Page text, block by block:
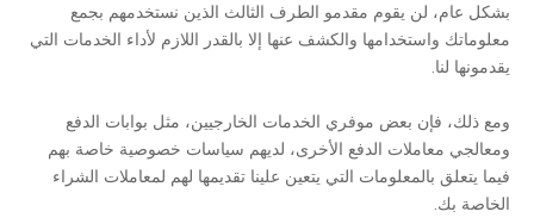
بشكل عام، لن يقوم مقدمو الطرف الثالث الذين نستخدمهم بجمع
معلوماتك واستخدامها والكشف عنها إلا بالقدر اللازم لأداء الخدمات التي
يقدمونها لنا.
ومع ذلك، فإن بعض موفري الخدمات الخارجيين، مثل بوابات الدفع
ومعالجي معاملات الدفع الأخرى، لديهم سياسات خصوصية خاصة بهم
فيما يتعلق بالمعلومات التي يتعين علينا تقديمها لهم لمعاملات الشراء
الخاصة بك.